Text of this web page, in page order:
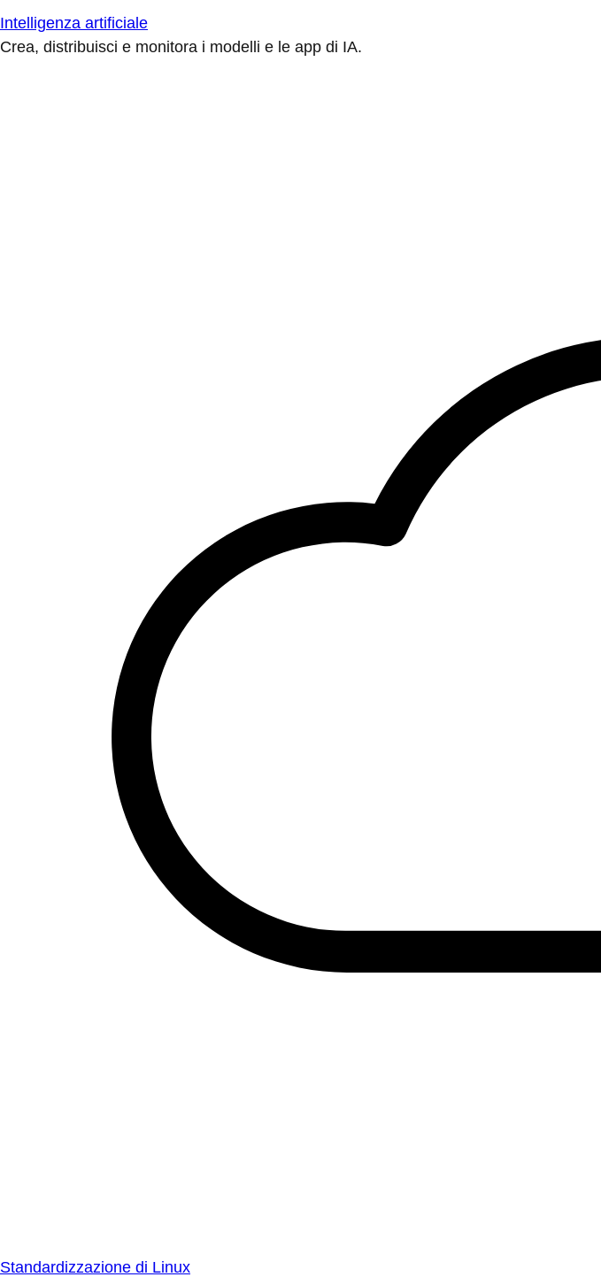
Intelligenza artificiale
Crea, distribuisci e monitora i modelli e le app di IA.
Standardizzazione di Linux